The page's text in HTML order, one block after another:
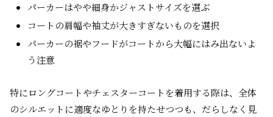
パーカーはやや細身かジャストサイズを選ぶ
コートの肩幅や袖丈が大きすぎないものを選択
パーカーの裾やフードがコートから大幅にはみ出ないよ
う注意
特にロングコートやチェスターコートを着用する際は、全体
のシルエットに適度なゆとりを持たせつつも、だらしなく見